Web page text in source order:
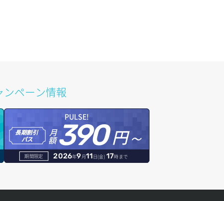
ンペーン情報
PULSE!
長期割引
パス
月
額390円～
期間限定 2026年9月11日(金) 17時まで